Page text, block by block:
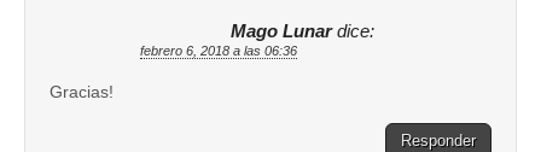
Mago Lunar dice:
febrero 6, 2018 a las 06:36
Gracias!
Responder